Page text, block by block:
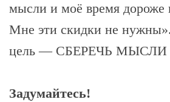
мысли и моё время дороже
Мне эти скидки не
цель — СБЕРЕЧЬ
Задумайтесь!